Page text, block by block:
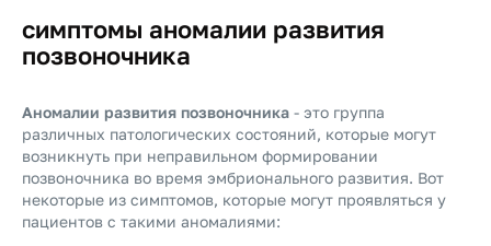
симптомы аномалии развития
позвоночника
Аномалии развития позвоночника - это группа
различных патологических состояний, которые могут
возникнуть при неправильном формировании
позвоночника во время эмбрионального развития. Вот
некоторые из симптомов, которые могут проявляться у
пациентов с такими аномалиями: